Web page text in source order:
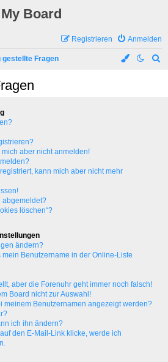
My Board
Anmelden
Registrieren
gestellte Fragen
aber nicht anmelden!
kann mich aber nicht mehr
abgemeldet?
löschen“?
ändern?
Benutzername in der Online-Liste
aber die Forenuhr geht immer noch falsch!
Board nicht zur Auswahl!
meinem Benutzernamen angezeigt werden?
ich ihn ändern?
den E-Mail-Link klicke, werde ich